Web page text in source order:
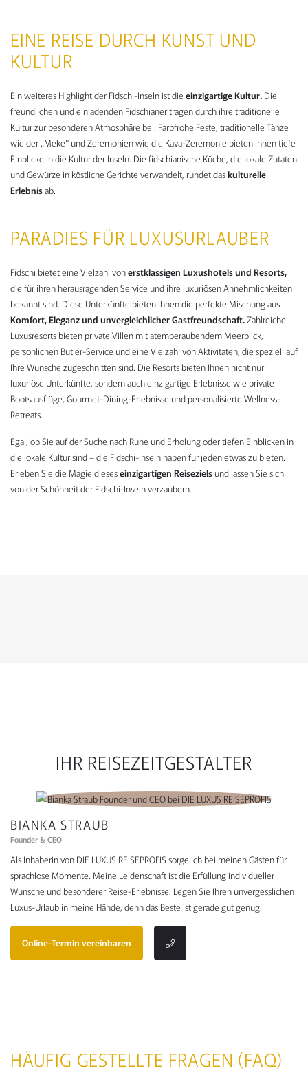
EINE REISE DURCH KUNST UND
KULTUR
Ein weiteres Highlight der Fidschi-Inseln ist die einzigartige Kultur. Die
freundlichen und einladenden Fidschianer tragen durch ihre traditionelle
Kultur zur besonderen Atmosphäre bei. Farbfrohe Feste, traditionelle Tänze
wie der „Meke“ und Zeremonien wie die Kava-Zeremonie bieten Ihnen tiefe
Einblicke in die Kultur der Inseln. Die fidschianische Küche, die lokale Zutaten
und Gewürze in köstliche Gerichte verwandelt, rundet daskulturelle
Erlebnisab.
PARADIES FÜR LUXUSURLAUBER
Fidschi bietet eine Vielzahl vonerstklassigen Luxushotels und Resorts,
die für ihren herausragenden Service und ihre luxuriösen Annehmlichkeiten
bekannt sind. Diese Unterkünfte bieten Ihnen die perfekte Mischung aus
Komfort, Eleganz und unvergleichlicher Gastfreundschaft.Zahlreiche
Luxusresorts bieten private Villen mit atemberaubendem Meerblick,
persönlichen Butler-Service und eine Vielzahl von Aktivitäten, die speziell auf
Ihre Wünsche zugeschnitten sind. Die Resorts bieten Ihnen nicht nur
luxuriöse Unterkünfte, sondern auch einzigartige Erlebnisse wie private
Bootsausflüge, Gourmet-Dining-Erlebnisse und personalisierte Wellness-
Retreats.
Egal, ob Sie auf der Suche nach Ruhe und Erholung oder tiefen Einblicken in
die lokale Kultur sind – die Fidschi-Inseln haben für jeden etwas zu bieten.
Erleben Sie die Magie dieseseinzigartigen Reiseziels und lassen Sie sich
von der Schönheit der Fidschi-Inseln verzaubern.
IHR REISEZEITGESTALTER
BIANKA STRAUB
Founder & CEO
Als Inhaberin von DIE LUXUS REISEPROFIS sorge ich bei meinen Gästen für
sprachlose Momente. Meine Leidenschaft ist die Erfüllung individueller
Wünsche und besonderer Reise-Erlebnisse. Legen Sie Ihren unvergesslichen
Luxus-Urlaub in meine Hände, denn das Beste ist gerade gut genug.
Online-Termin vereinbaren
HÄUFIG GESTELLTE FRAGEN (FAQ)